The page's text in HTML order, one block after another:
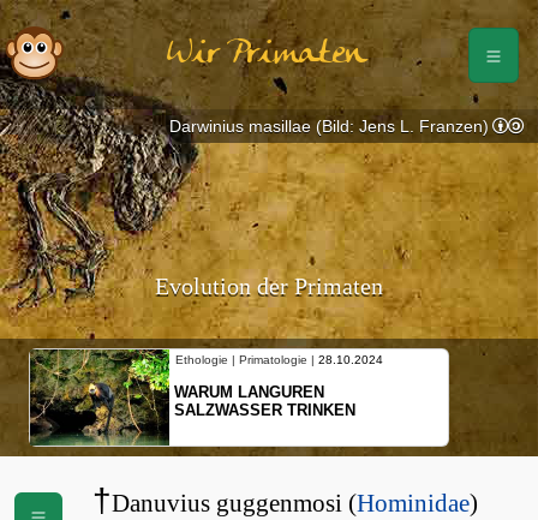
Wir Primaten
Evolution der Primaten
Ethologie | Primatologie | 28.10.2024
WARUM LANGUREN
SALZWASSER TRINKEN
Darwinius masillae (Bild: Jens L. Franzen)
†Danuvius guggenmosi (Hominidae)